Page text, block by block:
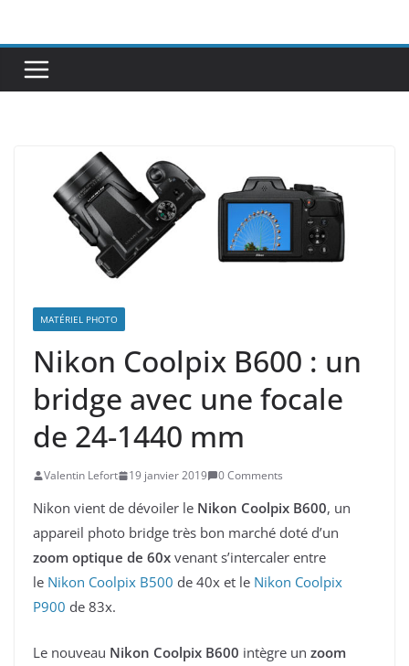
contenu
MATÉRIEL PHOTO
Nikon Coolpix B600 : un
bridge avec une focale
de 24-1440 mm
Valentin Lefort 19 janvier 2019 0 Comments
Nikon vient de dévoiler le Nikon Coolpix B600, un
appareil photo bridge très bon marché doté d’un
zoom optique de 60x venant s’intercaler entre
le Nikon Coolpix B500 de 40x et le Nikon Coolpix
P900 de 83x.
Le nouveau Nikon Coolpix B600 intègre un zoom